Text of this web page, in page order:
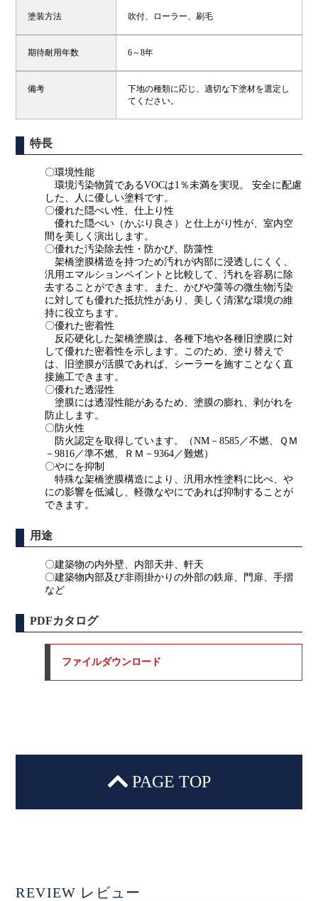
塗装方法 吹付、ローラー、刷毛
期待耐用年数 6～8年
備考
下地の種類に応じ、適切な下塗材を選定し
てください。
特長
〇環境性能
環境汚染物質であるVOCは1％未満を実現。 安全に配慮
した、人に優しい塗料です。
〇優れた隠ぺい性、仕上り性
優れた隠ぺい（かぶり良さ）と仕上がり性が、室内空
間を美しく演出します。
〇優れた汚染除去性・防かび、防藻性
架橋塗膜構造を持つため汚れが内部に浸透しにくく、
汎用エマルションペイントと比較して、汚れを容易に除
去することができます。また、かびや藻等の微生物汚染
に対しても優れた抵抗性があり、美しく清潔な環境の維
持に役立ちます。
〇優れた密着性
反応硬化した架橋塗膜は、各種下地や各種旧塗膜に対
して優れた密着性を示します。このため、塗り替えで
は、旧塗膜が活膜であれば、シーラーを施すことなく直
接施工できます。
〇優れた透湿性
塗膜には透湿性能があるため、塗膜の膨れ、剥がれを
防止します。
〇防火性
防火認定を取得しています。（NM－8585／不燃、ＱＭ
－9816／準不燃、ＲＭ－9364／難燃）
〇やにを抑制
特殊な架橋塗膜構造により、汎用水性塗料に比べ、や
にの影響を低減し、軽微なやにであれば抑制することが
できます。
用途
〇建築物の内外壁、内部天井、軒天
〇建築物内部及び非雨掛かりの外部の鉄扉、門扉、手摺
など
PDFカタログ
ファイルダウンロード
PAGE TOP
REVIEW レビュー